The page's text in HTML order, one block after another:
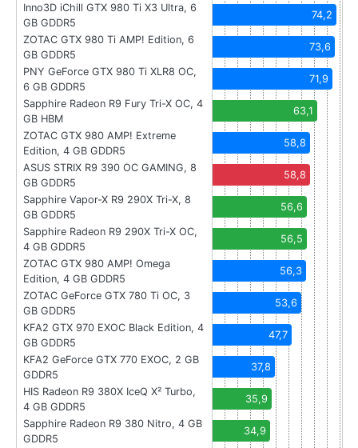
Inno3D iChill GTX 980 Ti X3 Ultra, 6
GB GDDR5
74,2
ZOTAC GTX 980 Ti AMP! Edition, 6
GB GDDR5
73,6
PNY GeForce GTX 980 Ti XLR8 OC,
6 GB GDDR5
71,9
Sapphire Radeon R9 Fury Tri-X OC, 4
GB HBM
63,1
ZOTAC GTX 980 AMP! Extreme
Edition, 4 GB GDDR5
58,8
ASUS STRIX R9 390 OC GAMING, 8
GB GDDR5
58,8
Sapphire Vapor-X R9 290X Tri-X, 8
GB GDDR5
56,6
Sapphire Radeon R9 290X Tri-X OC,
4 GB GDDR5
56,5
ZOTAC GTX 980 AMP! Omega
Edition, 4 GB GDDR5
56,3
ZOTAC GeForce GTX 780 Ti OC, 3
GB GDDR5
53,6
KFA2 GTX 970 EXOC Black Edition, 4
GB GDDR5
47,7
KFA2 GeForce GTX 770 EXOC, 2 GB
GDDR5
37,8
HIS Radeon R9 380X IceQ X² Turbo,
4 GB GDDR5
35,9
Sapphire Radeon R9 380 Nitro, 4 GB
GDDR5
34,9